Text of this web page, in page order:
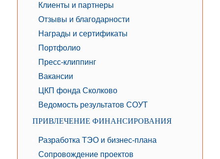
Клиенты и партнеры
Отзывы и благодарности
Награды и сертификаты
Портфолио
Пресс-клиппинг
Вакансии
ЦКП фонда Сколково
Ведомость результатов СОУТ
ПРИВЛЕЧЕНИЕ ФИНАНСИРОВАНИЯ
Разработка ТЭО и бизнес-плана
Сопровождение проектов